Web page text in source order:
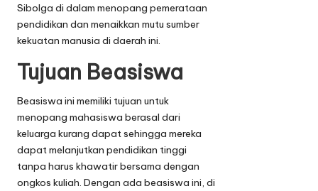
Sibolga di dalam menopang pemerataan
pendidikan dan menaikkan mutu sumber
kekuatan manusia di daerah ini.
Tujuan Beasiswa
Beasiswa ini memiliki tujuan untuk
menopang mahasiswa berasal dari
keluarga kurang dapat sehingga mereka
dapat melanjutkan pendidikan tinggi
tanpa harus khawatir bersama dengan
ongkos kuliah. Dengan ada beasiswa ini, di